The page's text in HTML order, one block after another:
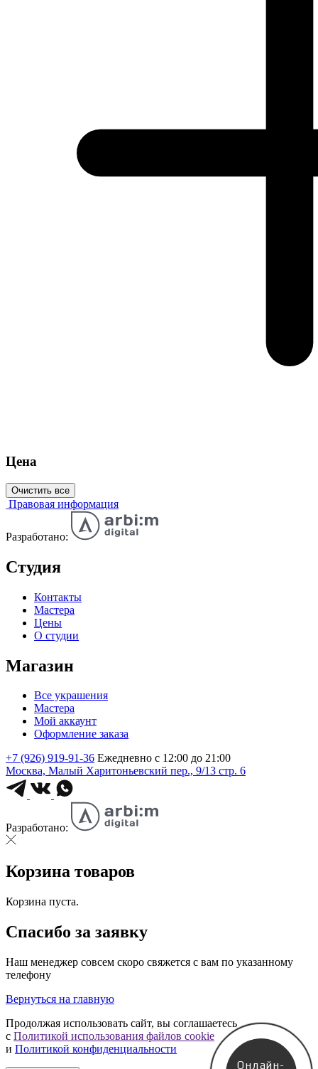
Цена
Очистить все
Правовая информация
Разработано:
Студия
Контакты
Мастера
Цены
О студии
Магазин
Все украшения
Мастера
Мой аккаунт
Оформление заказа
+7 (926) 919-91-36 Ежедневно с 12:00 до 21:00
Москва, Малый Харитоньевский пер., 9/13 стр. 6
Разработано:
Корзина товаров
Корзина пуста.
Спасибо за заявку
Наш менеджер совсем скоро свяжется с вам по указанному
телефону
Вернуться на главную
Продолжая использовать сайт, вы соглашаетесь
с Политикой использования файлов cookie
и Политикой конфиденциальности
Онлайн-